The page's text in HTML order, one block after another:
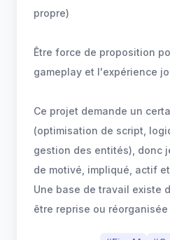
propre)
Être force de proposition
gameplay et l'expérience
Ce projet demande un
(optimisation de script,
gestion des entités), donc
de motivé, impliqué, actif
Une base de travail existe
être reprise ou